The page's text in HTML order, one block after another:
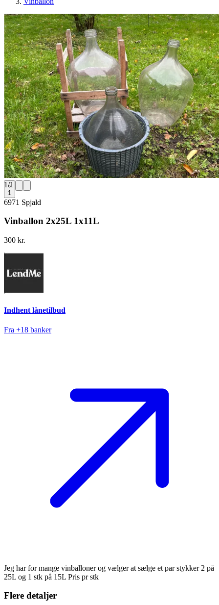
1/1
1
6971 Spjald
Vinballon 2x25L 1x11L
300 kr.
Indhent lånetilbud
Fra +18 banker
Jeg har for mange vinballoner og vælger at sælge et par stykker 2 på
25L og 1 stk på 15L Pris pr stk
Flere detaljer